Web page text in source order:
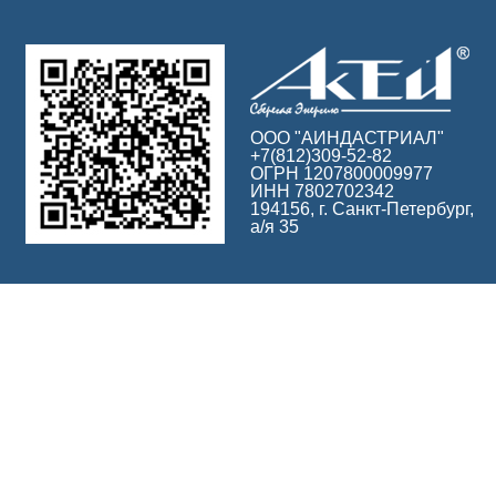
ООО "АИНДАСТРИАЛ"
+7(812)309-52-82
ОГРН 1207800009977
ИНН 7802702342
194156, г. Санкт-Петербург,
а/я 35